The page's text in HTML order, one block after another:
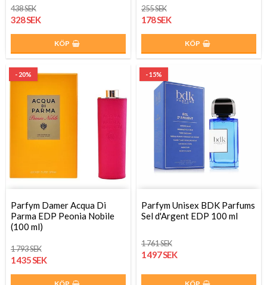
438 SEK
328 SEK
KÖP
255 SEK
178 SEK
KÖP
- 20%
Parfym Damer Acqua Di
Parma EDP Peonia Nobile
(100 ml)
1 793 SEK
1 435 SEK
- 15%
Parfym Unisex BDK Parfums
Sel d'Argent EDP 100 ml
1 761 SEK
1 497 SEK